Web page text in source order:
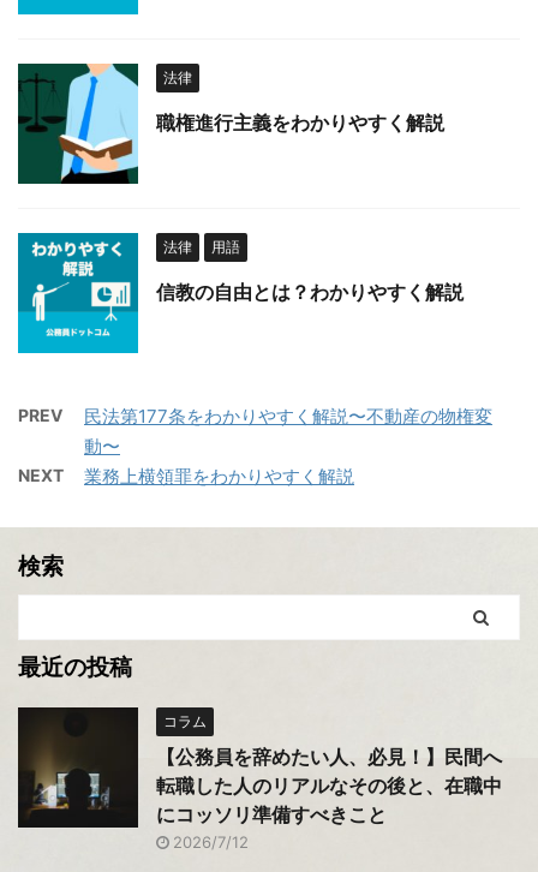
法律
職権進行主義をわかりやすく解説
法律 用語
信教の自由とは？わかりやすく解説
PREV
民法第177条をわかりやすく解説〜不動産の物権変
動〜
NEXT 業務上横領罪をわかりやすく解説
検索
最近の投稿
コラム
【公務員を辞めたい人、必見！】民間へ
転職した人のリアルなその後と、在職中
にコッソリ準備すべきこと
2026/7/12